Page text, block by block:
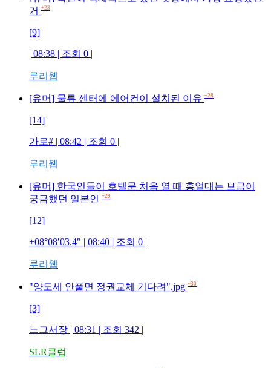
거
+23
[9]
| 08:38 | 조회 0 |
루리웹
[유머] 물류 센터에 에어컨이 설치된 이유 +28
[14]
가로# | 08:42 | 조회 0 |
루리웹
[유머] 한국인들이 호텔문 처음 열 때 흥얼대는 브금이
궁금했던 일본인 +29
[12]
+08°08′03.4″ | 08:40 | 조회 0 |
루리웹
"양도세 안풀면 정권교체 기다려".jpg +30
[3]
느그서장 | 08:31 | 조회 342 |
SLR클럽